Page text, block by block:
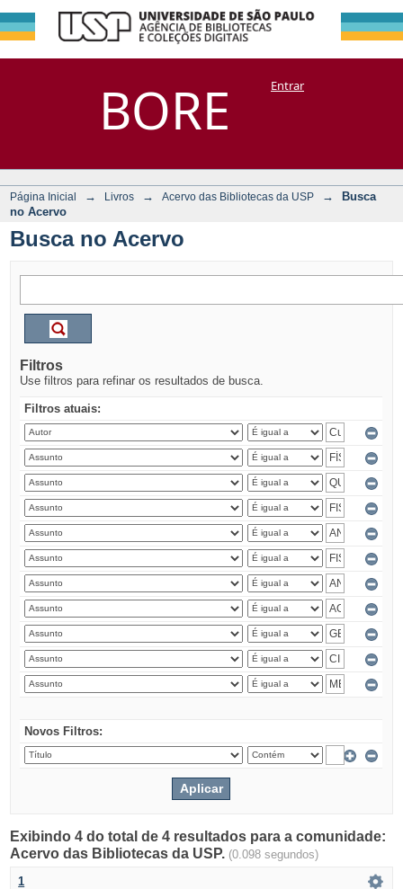
BORE
Busca no Acervo
DSpace/Manakin + CoriscoEntrar
Página Inicial → Livros → Acervo das Bibliotecas da USP →
Busca
no Acervo
Busca no Acervo
Filtros
Use filtros para refinar os resultados de busca.
Filtros atuais:
Novos Filtros:
Exibindo 4 do total de 4 resultados para a comunidade:
Acervo das Bibliotecas da USP. (0.098 segundos)
1